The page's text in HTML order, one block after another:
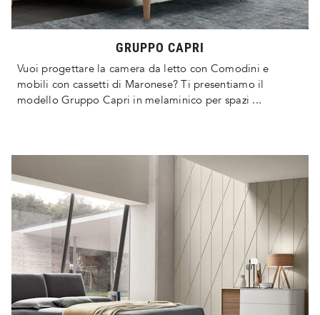
GRUPPO CAPRI
Vuoi progettare la camera da letto con Comodini e
mobili con cassetti di Maronese? Ti presentiamo il
modello Gruppo Capri in melaminico per spazi ...